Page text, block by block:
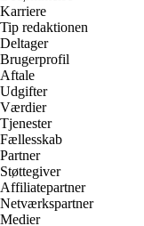
Karriere
Tip redaktionen
Deltager
Brugerprofil
Aftale
Udgifter
Værdier
Tjenester
Fællesskab
Partner
Støttegiver
Affiliatepartner
Netværkspartner
Medier